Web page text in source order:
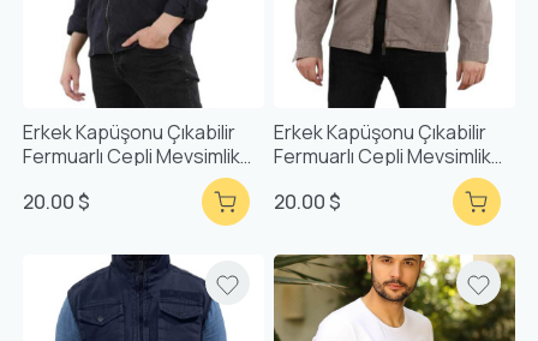
Erkek Kapüşonu Çıkabilir
Fermuarlı Cepli Mevsimlik
20.00 $
Erkek Kapüşonu Çıkabilir
Fermuarlı Cepli Mevsimlik
20.00 $